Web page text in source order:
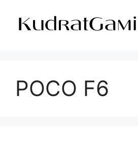
POCO F6